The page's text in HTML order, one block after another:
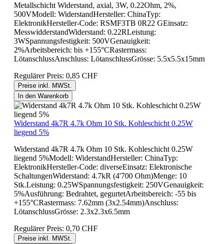
Metallschicht Widerstand, axial, 3W, 0.22Ohm, 2%,
500VModell: WiderstandHersteller: ChinaTyp:
ElektronikHersteller-Code: RSMF3TB 0R22 GEinsatz:
MesswidderstandWiderstand: 0.22RLeistung:
3WSpannungsfestigkeit: 500VGenauigkeit:
2%Arbeitsbereich: bis +155°CRastermass:
LötanschlussAnschluss: LötanschlussGrösse: 5.5x5.5x15mm
Regulärer Preis: 0,85 CHF
Preise inkl. MWSt.
In den Warenkorb
Widerstand 4k7R 4.7k Ohm 10 Stk. Kohleschicht 0.25W
liegend 5%
Widerstand 4k7R 4.7k Ohm 10 Stk. Kohleschicht 0.25W
liegend 5%Modell: WiderstandHersteller: ChinaTyp:
ElektronikHersteller-Code: diverseEinsatz: Elektronische
SchaltungenWiderstand: 4.7kR (4'700 Ohm)Menge: 10
Stk.Leistung: 0.25WSpannungsfestigkeit: 250VGenauigkeit:
5%Ausführung: Bedrahtet, gegurtetArbeitsbereich: -55 bis
+155°CRastermass: 7.62mm (3x2.54mm)Anschluss:
LötanschlussGrösse: 2.3x2.3x6.5mm
Regulärer Preis: 0,70 CHF
Preise inkl. MWSt.